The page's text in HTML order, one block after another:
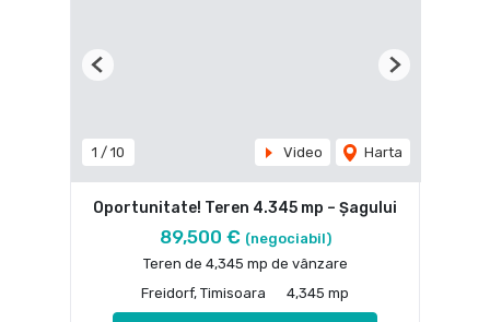
1 / 10 Video Harta
Previous Next
Oportunitate! Teren 4.345 mp – Şagului
89,500 € (negociabil)
Teren de 4,345 mp de vânzare
Freidorf, Timisoara
4,345 mp